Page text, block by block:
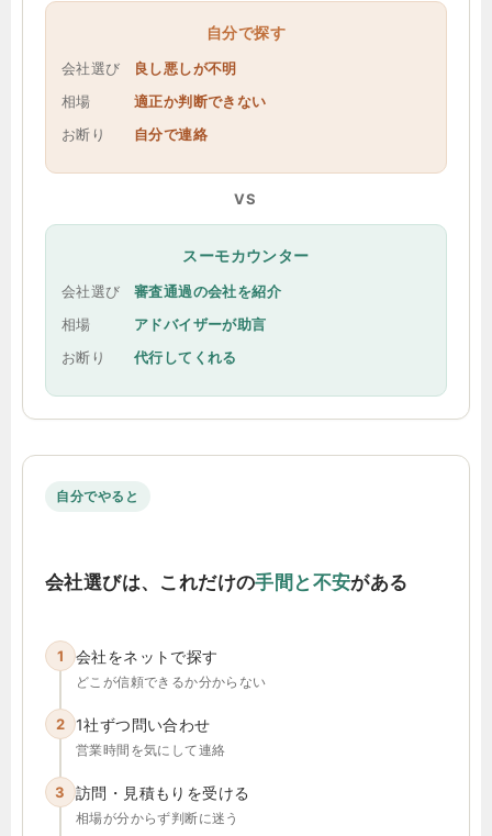
自分で探す
会社選び
良し悪しが不明
相場
適正か判断できない
お断り
自分で連絡
VS
スーモカウンター
会社選び
審査通過の会社を紹介
相場
アドバイザーが助言
お断り
代行してくれる
自分でやると
会社選びは、これだけの手間と不安がある
1 会社をネットで探す
どこが信頼できるか分からない
2 1社ずつ問い合わせ
営業時間を気にして連絡
3 訪問・見積もりを受ける
相場が分からず判断に迷う